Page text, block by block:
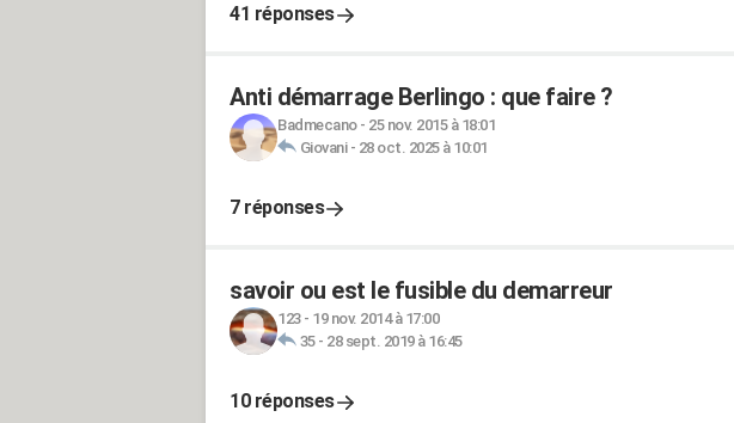
41 réponses
Anti démarrage Berlingo : que faire ?
Badmecano- 25 nov. 2015 à 18:01
Giovani- 28 oct. 2025 à 10:01
7 réponses
savoir ou est le fusible du demarreur
123- 19 nov. 2014 à 17:00
35- 28 sept. 2019 à 16:45
10 réponses